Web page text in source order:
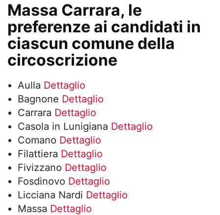
Massa Carrara, le
preferenze ai candidati in
ciascun comune della
circoscrizione
Aulla Dettaglio
Bagnone Dettaglio
Carrara Dettaglio
Casola in Lunigiana Dettaglio
Comano Dettaglio
Filattiera Dettaglio
Fivizzano Dettaglio
Fosdinovo Dettaglio
Licciana Nardi Dettaglio
Massa Dettaglio